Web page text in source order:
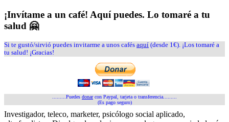
¡Invítame a un café! Aquí puedes. Lo tomaré a tu
salud 🤗
Si te gustó/sirvió puedes invitarme a unos cafés aquí (desde 1€). ¡Los tomaré a
tu salud! ¡Gracias!
.........Puedes donarcon Paypal, tarjeta o transferencia.........
(Es pago seguro)
Investigador, teleco, marketer, psicólogo social aplicado,